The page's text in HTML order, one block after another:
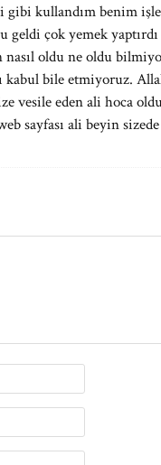
gibi kullandım benim
geldi çok yemek
oldu ne oldu
kabul bile etmiyoruz.
vesile eden ali hoca
sayfası ali beyin